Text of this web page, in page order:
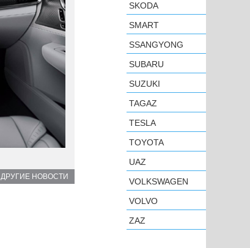
ДРУГИЕ НОВОСТИ
SKODA
SMART
SSANGYONG
SUBARU
SUZUKI
TAGAZ
TESLA
TOYOTA
UAZ
VOLKSWAGEN
VOLVO
ZAZ